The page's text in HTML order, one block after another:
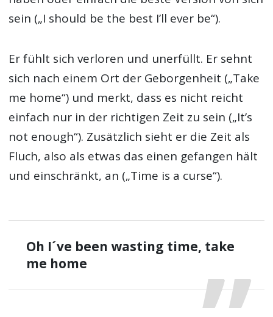
sein („I should be the best I’ll ever be“).
Er fühlt sich verloren und unerfüllt. Er sehnt
sich nach einem Ort der Geborgenheit („Take
me home“) und merkt, dass es nicht reicht
einfach nur in der richtigen Zeit zu sein („It’s
not enough“). Zusätzlich sieht er die Zeit als
Fluch, also als etwas das einen gefangen hält
und einschränkt, an („Time is a curse“).
Oh I´ve been wasting time, take
me home